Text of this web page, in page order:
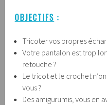
OBJECTIFS :
Tricoter vos propres
Votre pantalon est trop
retouche ?
Le tricot et le crochet
vous ?
Des amigurumis, vous en